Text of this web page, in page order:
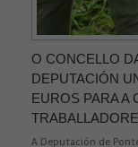
O CONCELLO
DEPUTACIÓN
EUROS PARA A
A Deputación de